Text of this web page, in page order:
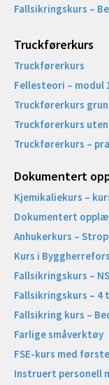
Fallsikringskurs –
Truckførerkurs
Truckførerkurs
Fellesteori – modul
Truckførerkurs
Truckførerkurs
Truckførerkurs –
Dokumentert
Kjemikaliekurs –
Dokumentert
Anhukerkurs –
Kurs i
Fallsikringskurs –
Fallsikringskurs – 4
Fallsikring kurs –
Farlige småverktøy
FSE-kurs med
Instruert personell